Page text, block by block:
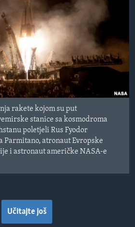
rakete kojom su put
stanice sa kosmodroma
poletjeli Rus Fyodor
Parmitano, atronaut Evropske
i astronaut američke NASA-e
Učitajte još